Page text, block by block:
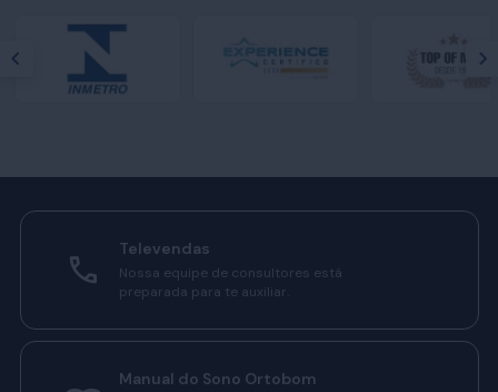
Televendas
Nossa equipe de consultores está
preparada para te auxiliar.
Manual do Sono Ortobom